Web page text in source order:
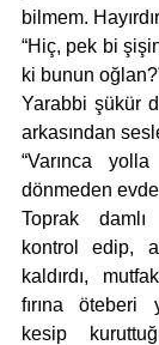
bilmem.
“Hiç, pek bi
ki bunun
Yarabbi şükür
arkasından
“Varınca
dönmeden
Toprak
kontrol edip,
kaldırdı,
fırına öteberi
kesip